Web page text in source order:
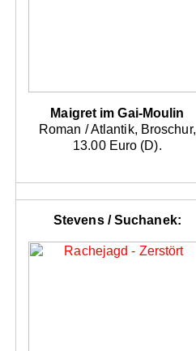
Maigret im Gai-Moulin
Roman / Atlantik, Broschur,
13.00 Euro (D).
Stevens / Suchanek: